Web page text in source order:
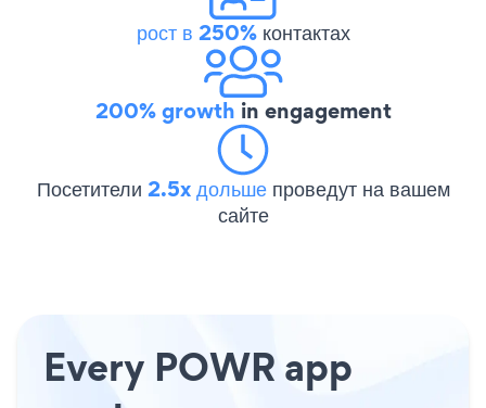
рост в 250%контактах
200% growth in engagement
Посетители 2.5x дольше проведут на вашем
сайте
Every POWR app